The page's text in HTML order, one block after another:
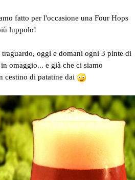
fatto per l'occasione una Four Hops
luppolo!
traguardo, oggi e domani ogni 3 pinte di
omaggio... e già che ci siamo
cestino di patatine dai